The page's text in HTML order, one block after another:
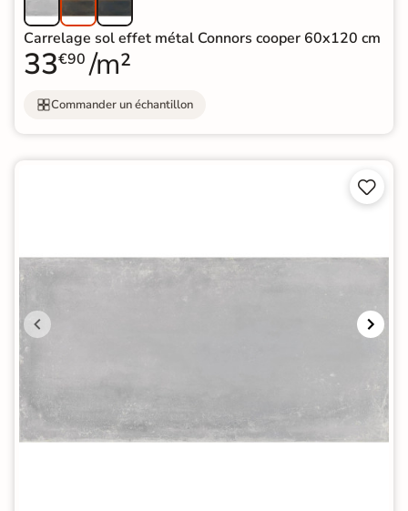
Carrelage sol effet métal Connors cooper 60x120 cm
33€90 /m²
Commander un échantillon

